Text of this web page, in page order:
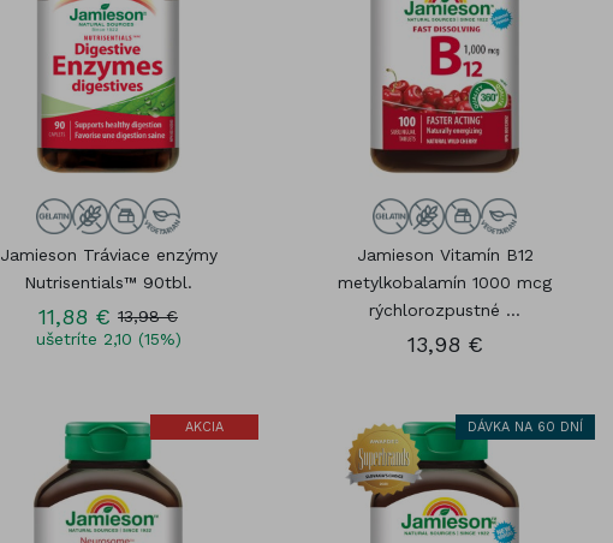
Jamieson Tráviace enzýmy
Nutrisentials™ 90tbl.
11,88 € 13,98 €
ušetríte 2,10 (15%)
Jamieson Vitamín B12
metylkobalamín 1000 mcg
rýchlorozpustné ...
13,98 €
AKCIA DÁVKA NA 60 DNÍ